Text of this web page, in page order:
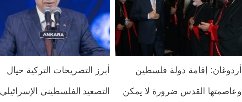
أردوغان: إقامة دولة فلسطين
وعاصمتها القدس ضرورة لا يمكن
أبرز التصريحات التركية حيال
التصعيد الفلسطيني الإسرائيلي